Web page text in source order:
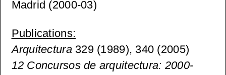
Madrid (2000-03)
Publications:
Arquitectura 329 (1989), 340 (2005)
12 Concursos de arquitectura: 2000-